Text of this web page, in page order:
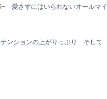
愛さずにはいられないオールマイ
ンションの上がりっぷり そして